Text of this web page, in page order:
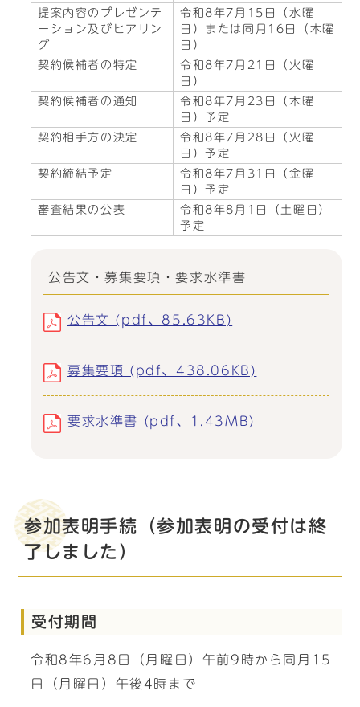
提案内容のプレゼンテ
ーション及びヒアリン
グ
令和8年7月15日（水曜
日）または同月16日（木曜
日）
契約候補者の特定
令和8年7月21日（火曜
日）
契約候補者の通知
令和8年7月23日（木曜
日）予定
契約相手方の決定
令和8年7月28日（火曜
日）予定
契約締結予定
令和8年7月31日（金曜
日）予定
審査結果の公表
令和8年8月1日（土曜日）
予定
公告文・募集要項・要求水準書
公告文 (pdf、85.63KB)
募集要項 (pdf、438.06KB)
要求水準書 (pdf、1.43MB)
参加表明手続（参加表明の受付は終
了しました）
受付期間
令和8年6月8日（月曜日）午前9時から同月15
日（月曜日）午後4時まで